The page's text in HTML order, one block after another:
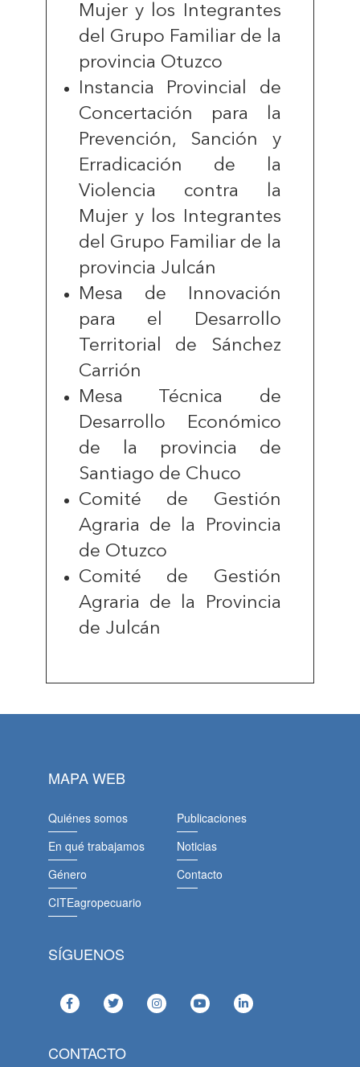
Mujer y los Integrantes
del Grupo Familiar de la
provincia Otuzco
Instancia Provincial de
Concertación para la
Prevención, Sanción y
Erradicación de la
Violencia contra la
Mujer y los Integrantes
del Grupo Familiar de la
provincia Julcán
Mesa de Innovación
para el Desarrollo
Territorial de Sánchez
Carrión
Mesa Técnica de
Desarrollo Económico
de la provincia de
Santiago de Chuco
Comité de Gestión
Agraria de la Provincia
de Otuzco
Comité de Gestión
Agraria de la Provincia
de Julcán
MAPA WEB
Quiénes somos
En qué trabajamos
Género
CITEagropecuario
Publicaciones
Noticias
Contacto
SÍGUENOS
CONTACTO